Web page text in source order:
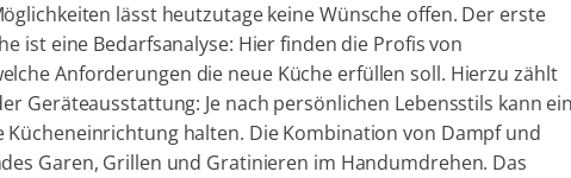
lässt heutzutage keine Wünsche offen. Der erste
ist eine Bedarfsanalyse: Hier finden die Profis von
Anforderungen die neue Küche erfüllen soll. Hierzu zählt
Geräteausstattung: Je nach persönlichen Lebensstils kann ein
Kücheneinrichtung halten. Die Kombination von Dampf und
Garen, Grillen und Gratinieren im Handumdrehen. Das